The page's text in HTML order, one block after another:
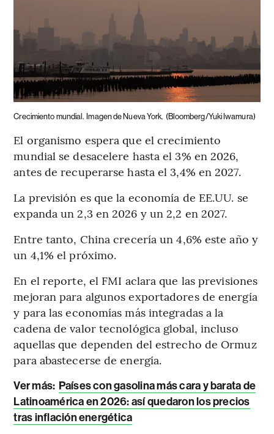
Crecimiento mundial. Imagen de Nueva York. (Bloomberg/Yuki Iwamura)
El organismo espera que el crecimiento
mundial se desacelere hasta el 3% en 2026,
antes de recuperarse hasta el 3,4% en 2027.
La previsión es que la economía de EE.UU. se
expanda un 2,3 en 2026 y un 2,2 en 2027.
Entre tanto, China crecería un 4,6% este año y
un 4,1% el próximo.
En el reporte, el FMI aclara que las previsiones
mejoran para algunos exportadores de energía
y para las economías más integradas a la
cadena de valor tecnológica global, incluso
aquellas que dependen del estrecho de Ormuz
para abastecerse de energía.
Ver más: Países con gasolina más cara y barata de
Latinoamérica en 2026: así quedaron los precios
tras inflación energética